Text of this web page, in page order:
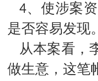
4、使涉案
是否容易发现
从本案看，
做生意，这笔